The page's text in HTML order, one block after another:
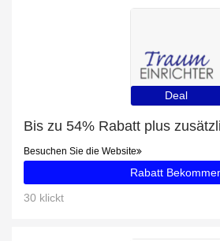
Deal
Besuchen Sie die Website
Rabatt
30 klickt